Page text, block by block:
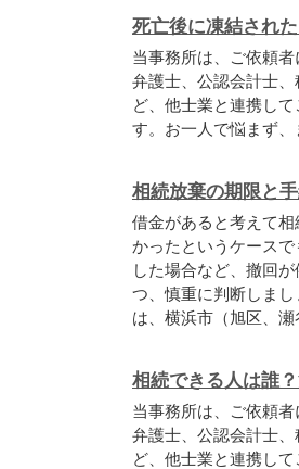
死亡後に凍結され
当事務所は、ご依頼
弁護士、公認会計士
ど、他士業と連携し
す。お一人で悩まず、
相続放棄の期限と
借金があると考えて
かったというケース
した場合など、撤回
つ、慎重に判断しま
は、横浜市（旭区、
相続できる人は誰
当事務所は、ご依頼
弁護士、公認会計士
ど、他士業と連携し